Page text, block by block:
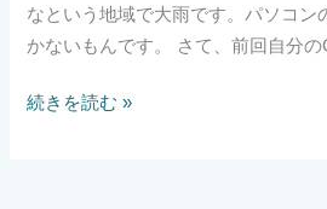
なという地域で大雨です。パソコン
かないもんです。 さて、前回自分
続きを読む »